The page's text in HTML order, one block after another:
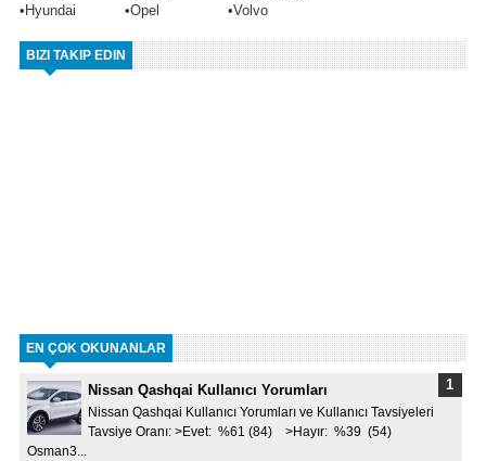
• Hyundai •Opel •Volvo
BIZI TAKIP EDIN
EN ÇOK OKUNANLAR
Nissan Qashqai Kullanıcı Yorumları
Nissan Qashqai Kullanıcı Yorumları ve Kullanıcı Tavsiyeleri
Tavsiye Oranı: >Evet: %61 (84) >Hayır: %39 (54)
Osman3...